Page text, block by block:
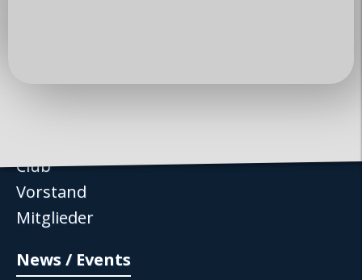
Club
Vorstand
Mitglieder
News / Events